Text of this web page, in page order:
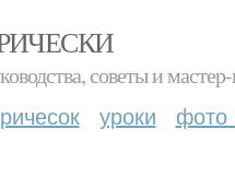
советы и
уроки фото